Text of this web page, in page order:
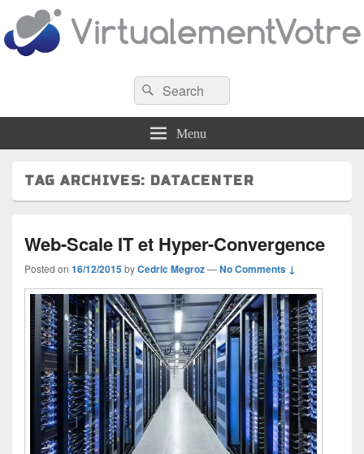
VirtualementVotre
Blog francophone sur la virtualisation
Search
for:
Search
Menu
TAG ARCHIVES: DATACENTER
Web-Scale IT et Hyper-Convergence
Posted on 16/12/2015byCedric Megroz—No Comments ↓